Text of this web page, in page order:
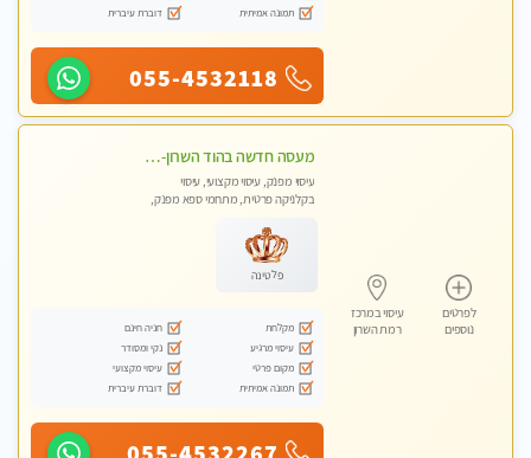
תמונה אמיתית
דוברת עיברית
055-4532118
לפרטים
נוספים
עיסוי במרכז
רמת השרון
מעסה חדשה בהוד השרון-מוזמן לחוויה בלתי נשכחת!!!עיסוי מפנק ביותר במקום פרטי לחלוטין
עיסוי מפנק, עיסוי מקצועי, עיסוי
בקלניקה פרטית, מתחמי ספא מפנק,
פלטינה
מקלחת
חניה חינם
עיסוי מרגיע
נקי ומסודר
מקום פרטי
עיסוי מקצועי
תמונה אמיתית
דוברת עיברית